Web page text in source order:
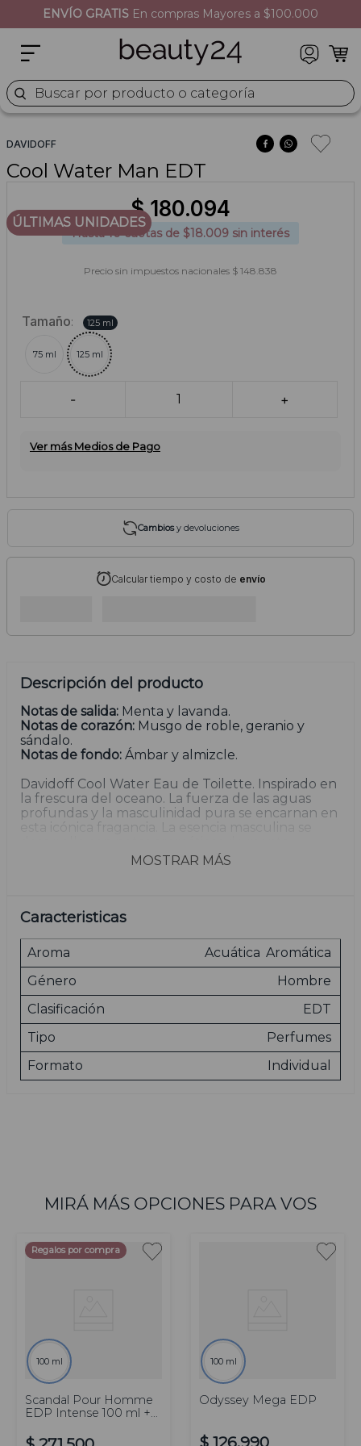
ENVÍO GRATIS En compras Mayores a $100.000
Buscar por producto o categoría
DAVIDOFF
Cool Water Man EDT
ÚLTIMAS UNIDADES
$ 180.094
Hasta10cuotas de $18.009 sin interés
Precio sin impuestos nacionales $ 148.838
Tamaño: 125 ml
75 ml 125 ml
- 1 +
Ver más Medios de Pago
Cambiosy devoluciones
Calcular tiempo y costo de envío
Descripción del producto
Notas de salida: Menta y lavanda.
Notas de corazón: Musgo de roble, geranio y
sándalo.
Notas de fondo: Ámbar y almizcle.
Davidoff Cool Water Eau de Toilette. Inspirado en
la frescura del oceano. La fuerza de las aguas
profundas y la masculinidad pura se encarnan en
esta icónica fragancia. La esencia masculina se
lavanda, mezcladas con la sensualidad del ámbar.
Las imágenes son meramente ilustrativas.
MOSTRAR MÁS
Caracteristicas
Aroma Acuática Aromática
Género
Hombre
Clasificación
EDT
Tipo
Perfumes
Formato
Individual
MIRÁ MÁS OPCIONES PARA VOS
Regalos por compra
100 ml
Scandal Pour Homme
EDP Intense 100 ml +
100 ml
Odyssey Mega EDP
$ 126.990
moschino
naj oleari
5. versace